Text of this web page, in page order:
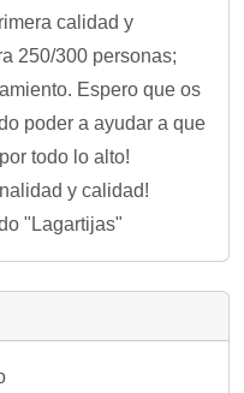
calidad y
250/300 personas;
Espero que os
poder a ayudar a que
todo lo alto!
y calidad!
"Lagartijas"